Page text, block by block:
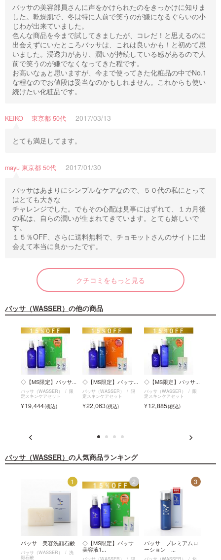
バッサの美容部員さんに声をかけられたのをきっかけに知りま
した。乾燥肌で、冬は特に人前で笑うのが嫌になるぐらいの小
じわが出来ていました。
色んな商品を今まで試してきましたが、コレだ！と思えるのに
出会えずにいたところバッサは、これは良いかも！と初めて思
いました。浸透力があり、潤いが持続している感があるので人
前で笑うのが嫌でなくなってきた程です。
お高いなぁと思いますが、今まで使ってきた化粧品の中でNo.1
な程なのでお値段は妥当なのかもしれません。これからも使い
続けたい化粧品です。
KEIKO 東京都 50代 2017/03/13
とても満足してます。
mayu 東京都 50代 2017/01/30
バッサはあまりにシンプルなケアなので、５０代の私にとって
はとても大きな
チャレンジでした。でもその心配は見事にはずれて、１カ月後
の私は、自らの潤いが生まれてきています。とても嬉しいで
す。
１５％OFF、さらに送料無料で、チョモットさんのサイトに出
会えて本当に良かったです。
クチコミをもっと見る
バッサ（WASSER） の他の商品
◇【MS限定】バッサ...
バッサ（WASSER） 限
定スキンケアセット
19,444
◇【MS限定】バッサ...
バッサ（WASSER） 限
定スキンケアセット
22,063
◇【MS限定】バッサ...
バッサ（WASSER） 限
定スキンケアセット
12,885
バッサ（WASSER） の人気商品ランキング
1
バッサ 美容洗顔石鹸
バッサ（WASSER） 洗
顔石鹸
2
◇【MS限定】バッサ
美容液1...
3
バッサ プレミアムロ
ーション ...